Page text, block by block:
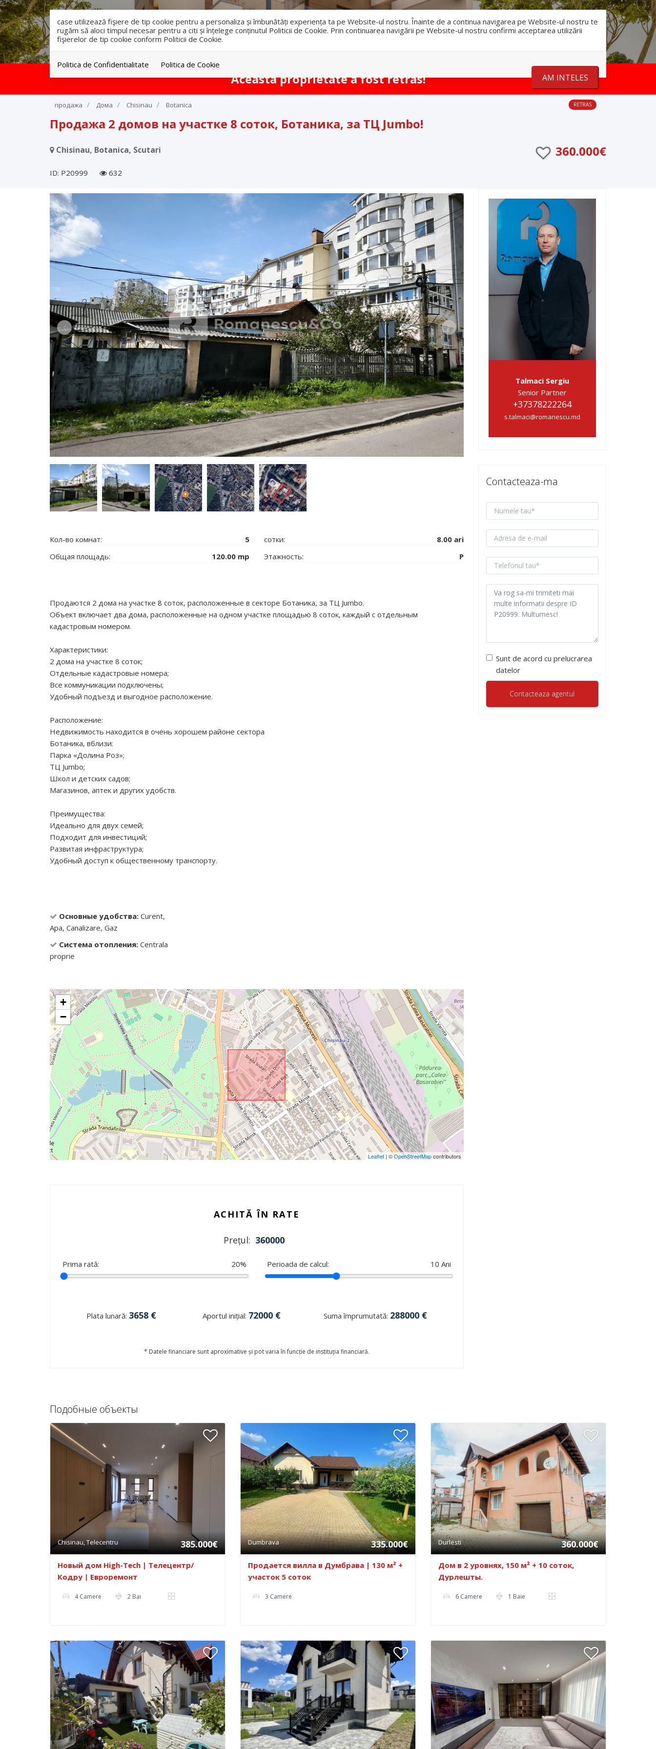
case utilizează fişiere de tip cookie pentru a personaliza și îmbunătăți experiența ta pe Website-ul nostru. Înainte de a continua navigarea pe Website-ul nostru te
rugăm să aloci timpul necesar pentru a citi și înțelege conținutul Politicii de Cookie. Prin continuarea navigării pe Website-ul nostru confirmi acceptarea utilizării
fişierelor de tip cookie conform Politicii de Cookie.
Politica de Confidentialitate Politica de Cookie
AM INTELES
RO RU
info@romanescu.md +37369883878
Aceasta proprietate a fost retras!
продажа Дома Chisinau Botanica RETRAS
Продажа 2 домов на участке 8 соток, Ботаника, за ТЦ Jumbo!
Chisinau, Botanica, Scutari 360.000€
ID: P20999 632
Кол-во комнат:
5
Общая площадь:
120.00 mp
сотки:
8.00 ari
Этажность:
P
Продаются 2 дома на участке 8 соток, расположенные в секторе Ботаника, за ТЦ Jumbo.
Объект включает два дома, расположенные на одном участке площадью 8 соток, каждый с отдельным
кадастровым номером.
Характеристики:
2 дома на участке 8 соток;
Отдельные кадастровые номера;
Все коммуникации подключены;
Удобный подъезд и выгодное расположение.
Расположение:
Недвижимость находится в очень хорошем районе сектора
Ботаника, вблизи:
Парка «Долина Роз»;
ТЦ Jumbo;
Школ и детских садов;
Магазинов, аптек и других удобств.
Преимущества:
Идеально для двух семей;
Подходит для инвестиций;
Развитая инфраструктура;
Удобный доступ к общественному транспорту.
Основные удобства: Curent,
Apa, Canalizare, Gaz
Система отопления: Centrala
proprie
+
−
Leaflet| ©OpenStreetMapcontributors
ACHITĂ ÎN RATE
Prețul: 360000
Prima rată: 20% Perioada de calcul: 10 Ani
Plata lunară: 3658€ Aportul inițial: 72000€ Suma împrumutată: 288000€
* Datele financiare sunt aproximative și pot varia în funcție de instituția financiară.
Talmaci Sergiu
Senior Partner
+37378222264
s.talmaci@romanescu.md
Contacteaza-ma
Sunt de acord cu prelucrarea
datelor
Подобные объекты
Chisinau, Telecentru 385.000€
Новый дом High-Tech | Телецентр/
Кодру | Евроремонт
4 Camere 2 Bai
Dumbrava 335.000€
Продается вилла в Думбрава | 130 м² +
участок 5 соток
3 Camere
Durlesti 360.000€
Дом в 2 уровнях, 150 м² + 10 соток,
Дурлешты.
6 Camere 1 Baie